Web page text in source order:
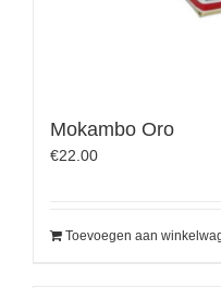
Mokambo Oro
€22.00
Toevoegen aan